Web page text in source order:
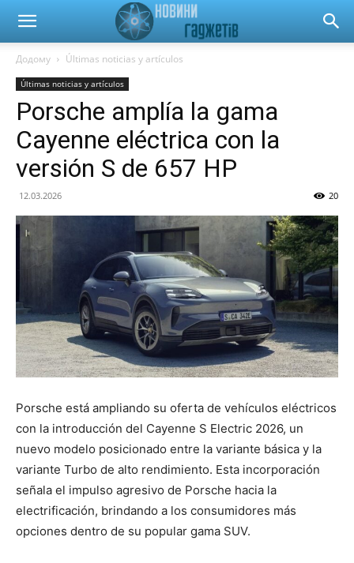
Новини
гаджетів
автомобілів
Додому Últimas noticias y artículos
Últimas noticias y artículos
Porsche amplía la gama
Cayenne eléctrica con la
versión S de 657 HP
12.03.2026 20
Porsche está ampliando su oferta de vehículos eléctricos
con la introducción del Cayenne S Electric 2026, un
nuevo modelo posicionado entre la variante básica y la
variante Turbo de alto rendimiento. Esta incorporación
señala el impulso agresivo de Porsche hacia la
electrificación, brindando a los consumidores más
opciones dentro de su popular gama SUV.